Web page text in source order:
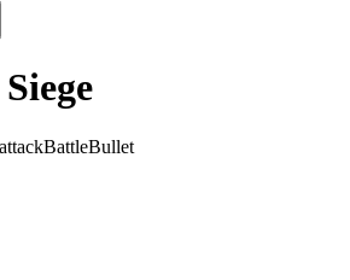
attackBattleBullet